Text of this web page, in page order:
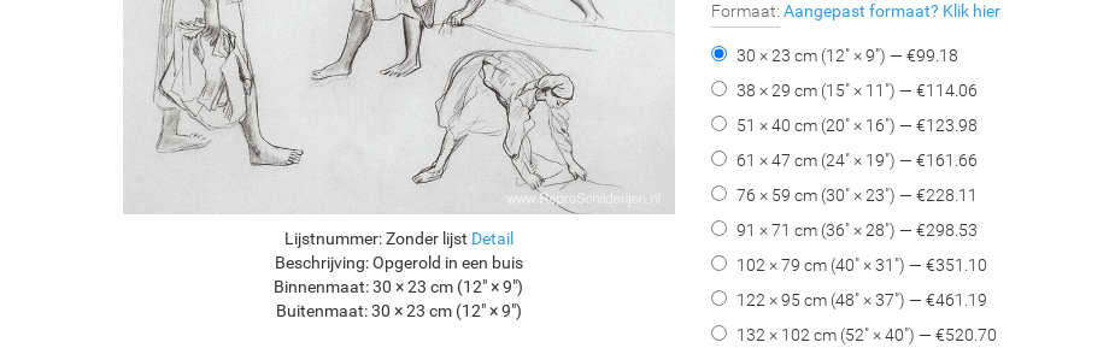
Lijstnummer: Zonder lijst Detail
Beschrijving: Opgerold in een buis
Binnenmaat: 30 × 23 cm (12" × 9")
Buitenmaat: 30 × 23 cm (12" × 9")
Formaat: Aangepast formaat? Klik hier
30 × 23 cm (12" × 9") — €99.18
38 × 29 cm (15" × 11") — €114.06
51 × 40 cm (20" × 16") — €123.98
61 × 47 cm (24" × 19") — €161.66
76 × 59 cm (30" × 23") — €228.11
91 × 71 cm (36" × 28") — €298.53
102 × 79 cm (40" × 31") — €351.10
122 × 95 cm (48" × 37") — €461.19
132 × 102 cm (52" × 40") — €520.70